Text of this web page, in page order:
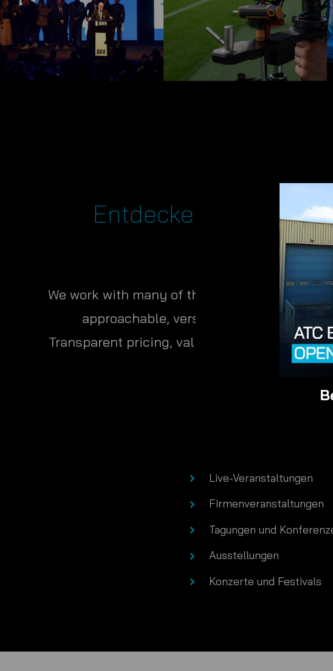
Event
Entdecken Sie Das
We work with many of the UK’s best event
approachable, versatile, flexible, and
Transparent pricing, value for money
Live-Veranstaltungen
Firmenveranstaltungen
Tagungen und
Ausstellungen
Konzerte und Festivals